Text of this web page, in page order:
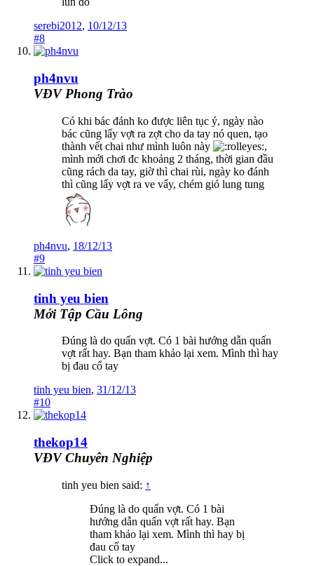
serebi2012, 10/12/13
#8
ph4nvu
VĐV Phong Trào
Có khi bác đánh ko được liên tục ý, ngày nào
bác cũng lấy vợt ra zợt cho da tay nó quen, tạo
thành vết chai như mình luôn này
,
mình mới chơi đc khoảng 2 tháng, thời gian đầu
cũng rách da tay, giờ thì chai rùi, ngày ko đánh
thì cũng lấy vợt ra ve vẩy, chém gió lung tung
ph4nvu, 18/12/13
#9
tinh yeu bien
Mới Tập Cầu Lông
Đúng là do quấn vợt. Có 1 bài hướng dẫn quấn
vợt rất hay. Bạn tham khảo lại xem. Mình thì hay
bị đau cổ tay
tinh yeu bien, 31/12/13
#10
thekop14
VĐV Chuyên Nghiệp
tinh yeu bien said: ↑
Đúng là do quấn vợt. Có 1 bài
hướng dẫn quấn vợt rất hay. Bạn
tham khảo lại xem. Mình thì hay bị
đau cổ tay
Click to expand...